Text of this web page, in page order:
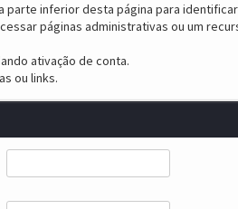
parte inferior desta página para
páginas administrativas ou um
ativação de conta.
ou links.